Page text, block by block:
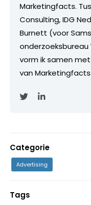
Marketingfacts.
Consulting, IDG
Burnett (voor
onderzoeksbureau
vorm ik samen
van Marketingfacts.
Categorie
Advertising
Tags